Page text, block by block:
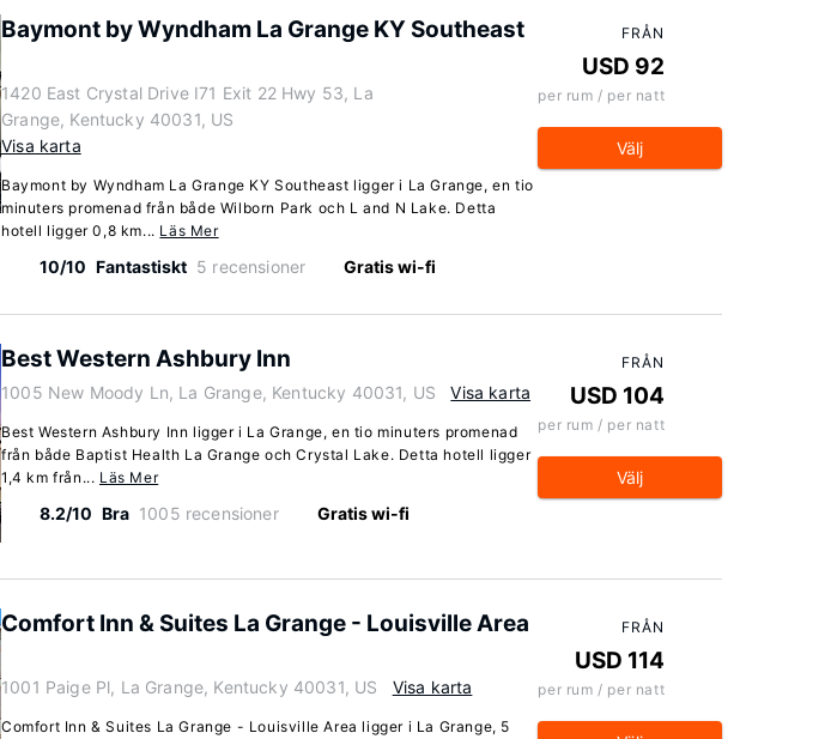
Baymont by Wyndham La Grange KY Southeast
1420 East Crystal Drive I71 Exit 22 Hwy 53, La
Grange, Kentucky 40031, US
Visa karta
Baymont by Wyndham La Grange KY Southeast ligger i La Grange, en tio
minuters promenad från både Wilborn Park och L and N Lake. Detta
hotell ligger 0,8 km... Läs Mer
10/10 Fantastiskt 5 recensioner Gratis wi-fi
FRÅN
USD 92
per rum / per natt
Välj
Best Western Ashbury Inn
1005 New Moody Ln, La Grange, Kentucky 40031, US Visa karta
Best Western Ashbury Inn ligger i La Grange, en tio minuters promenad
från både Baptist Health La Grange och Crystal Lake. Detta hotell ligger
1,4 km från... Läs Mer
8.2/10 Bra 1005 recensioner Gratis wi-fi
FRÅN
USD 104
per rum / per natt
Välj
Comfort Inn & Suites La Grange - Louisville Area
1001 Paige Pl, La Grange, Kentucky 40031, US Visa karta
Comfort Inn & Suites La Grange - Louisville Area ligger i La Grange, 5
FRÅN
USD 114
per rum / per natt